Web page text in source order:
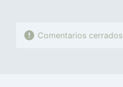
Comentarios cerrados